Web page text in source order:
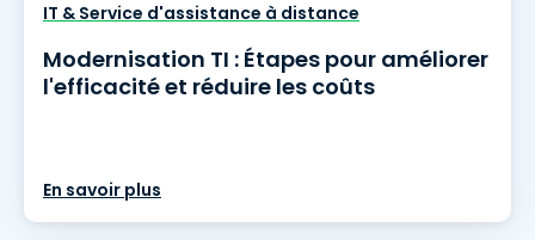
IT & Service d'assistance à distance
Modernisation TI : Étapes pour améliorer
l'efficacité et réduire les coûts
En savoir plus